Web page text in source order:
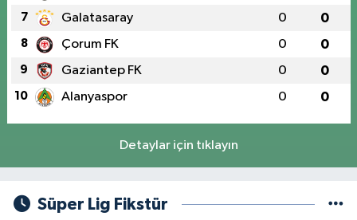
7 Galatasaray 0 0
8 Çorum FK 0 0
9 Gaziantep FK 0 0
10 Alanyaspor 0 0
Detaylar için tıklayın
Süper Lig Fikstür